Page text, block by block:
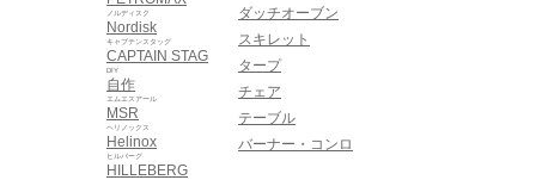
Nordisk
ノルディスク
CAPTAIN STAG
キャプテンスタッグ
自作
DIY
MSR
エムエスアール
Helinox
ヘリノックス
HILLEBERG
ヒルバーグ
ダッチオーブン
スキレット
タープ
チェア
テーブル
バーナー・コンロ